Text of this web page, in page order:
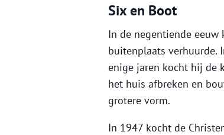
Six en Boot
In de negentiende
buitenplaats verhuurde.
enige jaren kocht hij de
het huis afbreken en
grotere vorm.
In 1947 kocht de